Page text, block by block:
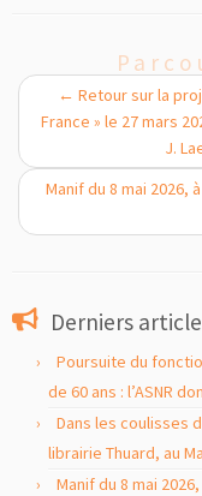
← Retour sur la
France » le 27 mars
J.
Manif du 8 mai 2026,
Derniers
Poursuite du
de 60 ans : l’ASNR
Dans les coulisses
librairie Thuard, au
Manif du 8 mai